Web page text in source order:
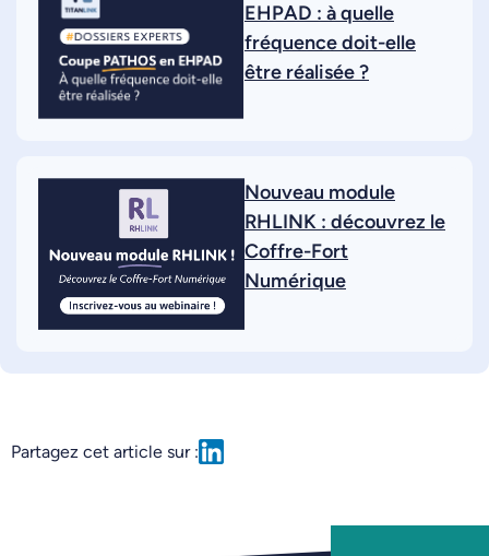
EHPAD : à quelle
fréquence doit-elle
être réalisée ?
Nouveau module
RHLINK : découvrez le
Coffre-Fort
Numérique
Partagez cet article sur :